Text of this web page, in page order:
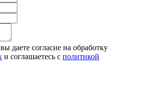
даете согласие на обработку
и соглашаетесь c политикой